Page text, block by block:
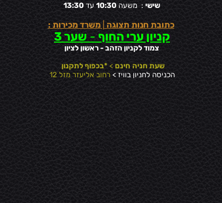
שישי: משעה10:30עד13:30
כתובת חנות תצוגה |משרד מכירות :
קניון ערי החוף- שער 3
צמוד לקניון הזהב - ראשון לציון
שעת חניה חינם > *בכפוף לתקנון
הכניסה לחניון בוויז > רחוב אליעזר מזל 12